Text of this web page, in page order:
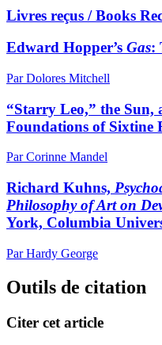
Livres reçus / Books
Edward Hopper’s Gas:
Par Dolores Mitchell
“Starry Leo,” the Sun,
Foundations of Sixtine
Par Corinne Mandel
Richard Kuhns,
Philosophy of Art on
York, Columbia
Par Hardy George
Outils de citation
Citer cet article